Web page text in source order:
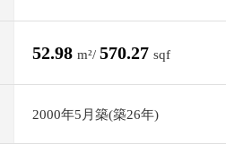
52.98 m²/ 570.27 sqf
2000年5月築(築26年)